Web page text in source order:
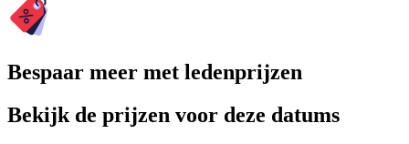
Bespaar meer met ledenprijzen
Bekijk de prijzen voor deze datums